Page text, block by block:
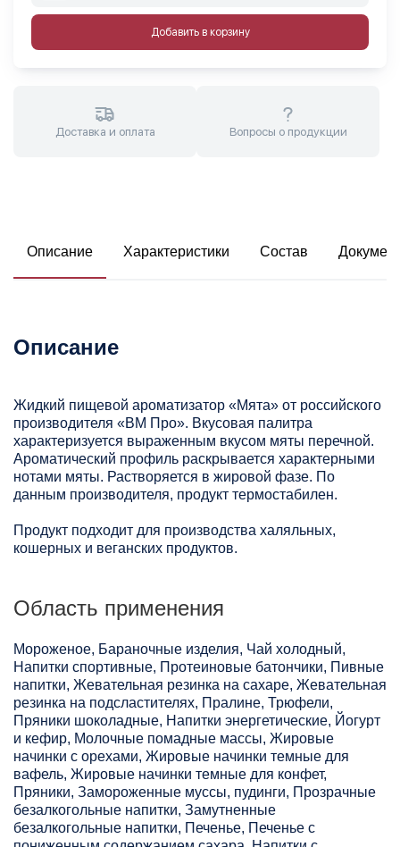
Добавить в корзину
Доставка и оплата Вопросы о продукции
Описание Характеристики Состав
Описание
Жидкий пищевой ароматизатор «Мята» от российского
производителя «ВМ Про». Вкусовая палитра
характеризуется выраженным вкусом мяты перечной.
Ароматический профиль раскрывается характерными
нотами мяты. Растворяется в жировой фазе. По
данным производителя, продукт термостабилен.
Продукт подходит для производства халяльных,
кошерных и веганских продуктов.
Область применения
Мороженое, Бараночные изделия, Чай холодный,
Напитки спортивные, Протеиновые батончики, Пивные
напитки, Жевательная резинка на сахаре, Жевательная
резинка на подсластителях, Пралине, Трюфели,
Пряники шоколадные, Напитки энергетические, Йогурт
и кефир, Молочные помадные массы, Жировые
начинки с орехами, Жировые начинки темные для
вафель, Жировые начинки темные для конфет,
Пряники, Замороженные муссы, пудинги, Прозрачные
безалкогольные напитки, Замутненные
безалкогольные напитки, Печенье, Печенье с